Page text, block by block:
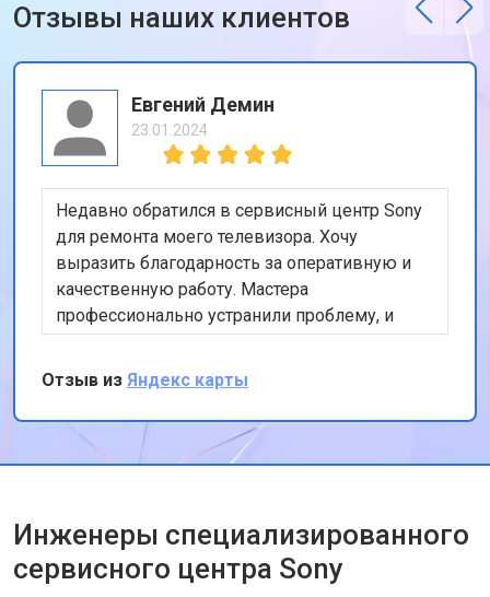
Отзывы наших клиентов
Евгений Демин
23.01.2024
Недавно обратился в сервисный центр Sony
для ремонта моего телевизора. Хочу
выразить благодарность за оперативную и
качественную работу. Мастера
профессионально устранили проблему, и
теперь мой телевизор работает безупречно.
Особенно порадовало, что ремонт был
выполнен в тот же день. Спасибо за вашу
работу!
Отзыв из Яндекс карты
Инженеры специализированного
сервисного центра Sony